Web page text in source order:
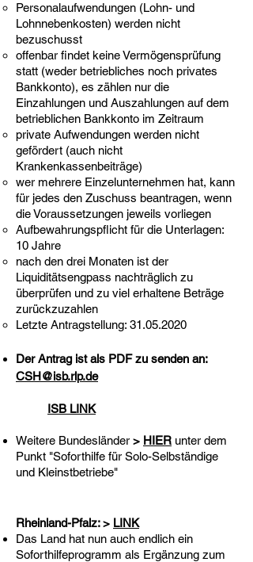
Personalaufwendungen (Lohn- und
Lohnnebenkosten) werden nicht
bezuschusst
offenbar findet keine Vermögensprüfung
statt (weder betriebliches noch privates
Bankkonto), es zählen nur die
Einzahlungen und Auszahlungen auf dem
betrieblichen Bankkonto im Zeitraum
private Aufwendungen werden nicht
gefördert (auch nicht
Krankenkassenbeiträge)
wer mehrere Einzelunternehmen hat, kann
für jedes den Zuschuss beantragen, wenn
die Voraussetzungen jeweils vorliegen
Aufbewahrungspflicht für die Unterlagen:
10 Jahre
nach den drei Monaten ist der
Liquiditätsengpass nachträglich zu
überprüfen und zu viel erhaltene Beträge
zurückzuzahlen
Letzte Antragstellung: 31.05.2020
Der Antrag ist als PDF zu senden an:
CSH@isb.rlp.de
ISB LINK
Weitere Bundesländer > HIER unter dem
Punkt "Soforthilfe für Solo-Selbständige
und Kleinstbetriebe"
Rheinland-Pfalz: > LINK
Das Land hat nun auch endlich ein
Soforthilfeprogramm als Ergänzung zum